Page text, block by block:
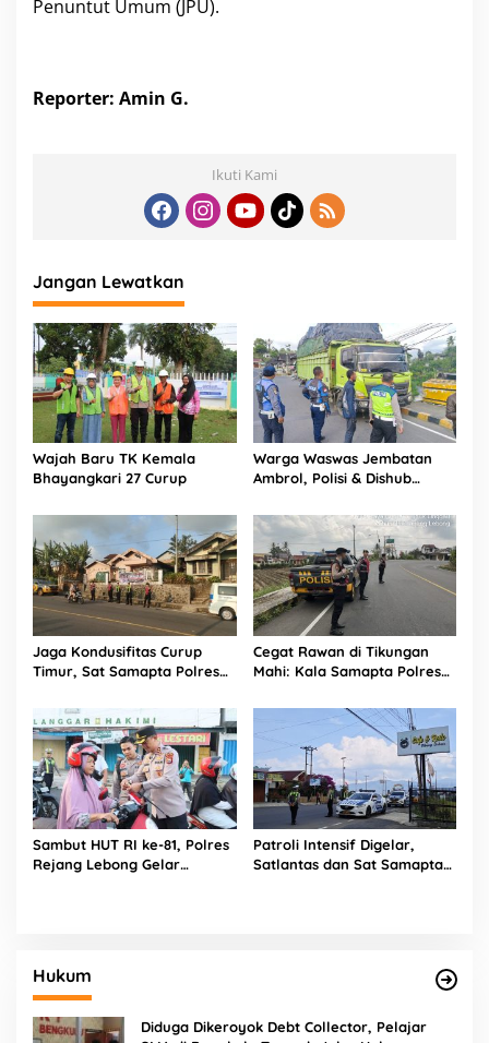
Penuntut Umum (JPU).
Reporter: Amin G.
Ikuti Kami
Jangan Lewatkan
Wajah Baru TK Kemala
Bhayangkari 27 Curup
Warga Waswas Jembatan
Ambrol, Polisi & Dishub
Truk Overload yang
‘Ngetem’ di Sambe Baru
Jaga Kondusifitas Curup
Timur, Sat Samapta Polres
Personel di Titik Rawan 3C
Cegat Rawan di Tikungan
Mahi: Kala Samapta Polres
Dari Aksi Kejahatan
Sambut HUT RI ke-81, Polres
Rejang Lebong Gelar
Patroli Intensif Digelar,
Satlantas dan Sat Samapta
Hukum
Diduga Dikeroyok Debt Collector, Pelajar